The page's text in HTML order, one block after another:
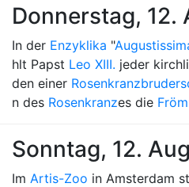
Donnerstag, 12.
In der Enzyklika "
hlt Papst Leo XIII. jeder
den einer
n des Rosenkranzes die
Sonntag, 12.
Im Artis-Zoo in Amsterdam